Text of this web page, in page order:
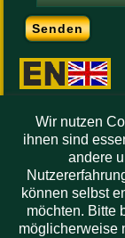
Senden
Aktuelles:
Der
10.11.26
Wir nutzen
ihnen sind
andere
können selbst
möchten. Bitte
möglicherweise